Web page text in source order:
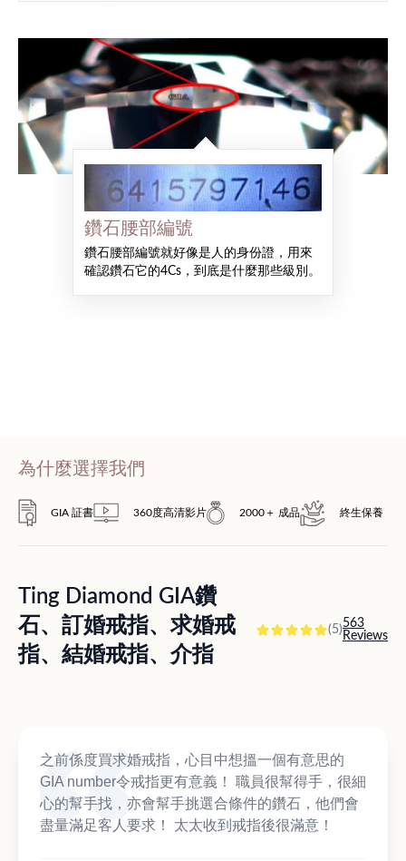
鑽石腰部編號
鑽石腰部編號就好像是人的身份證，用來
確認鑽石它的4Cs，到底是什麼那些級別。
為什麼選擇我們
GIA 証書 360度高清影片 2000＋ 成品 終生保養
Ting Diamond GIA鑽
石、訂婚戒指、求婚戒
指、結婚戒指、介指
(5)563
Reviews
之前係度買求婚戒指，心目中想搵一個有意思的
GIA number令戒指更有意義！ 職員很幫得手，很細
心的幫手找，亦會幫手挑選合條件的鑽石，他們會
盡量滿足客人要求！ 太太收到戒指後很滿意！